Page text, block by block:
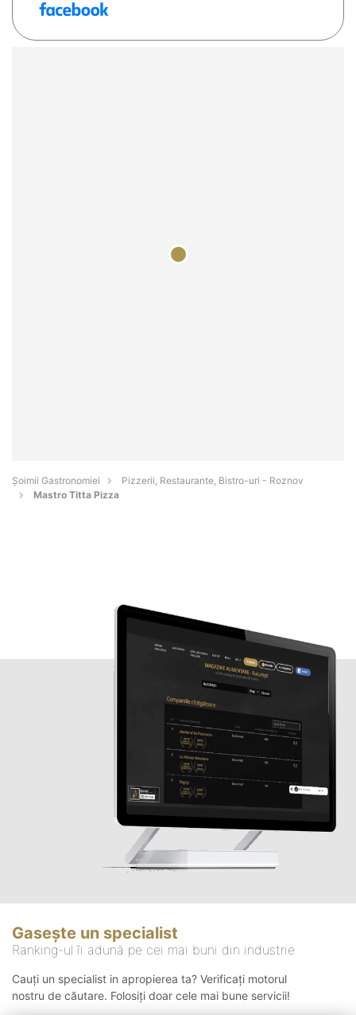
Șoimii Gastronomiei
Pizzerii, Restaurante, Bistro-uri - Roznov
Mastro Titta Pizza
Gasește un specialist
Ranking-ul îi adună pe cei mai buni din industrie
Cauți un specialist in apropierea ta? Verificați motorul
nostru de căutare. Folosiți doar cele mai bune servicii!